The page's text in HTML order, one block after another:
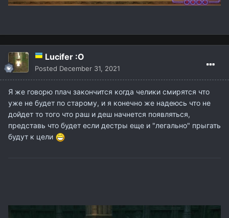
Lucifer :O
Posted December 31, 2021
Я же говорю плач закончится когда челики смирятся что
уже не будет по старому, и я конечно же надеюсь что не
дойдет то того что раш и деш начнется появляться,
представь что будет если дестры еще и "легально" прыгать
будут к цели